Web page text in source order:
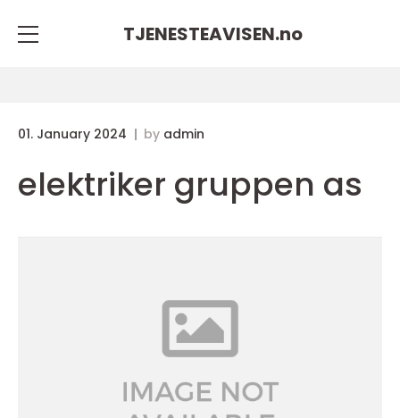
TJENESTEAVISEN.no
01. January 2024 by admin
elektriker gruppen as